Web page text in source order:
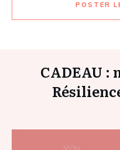
POSTER
CADEAU :